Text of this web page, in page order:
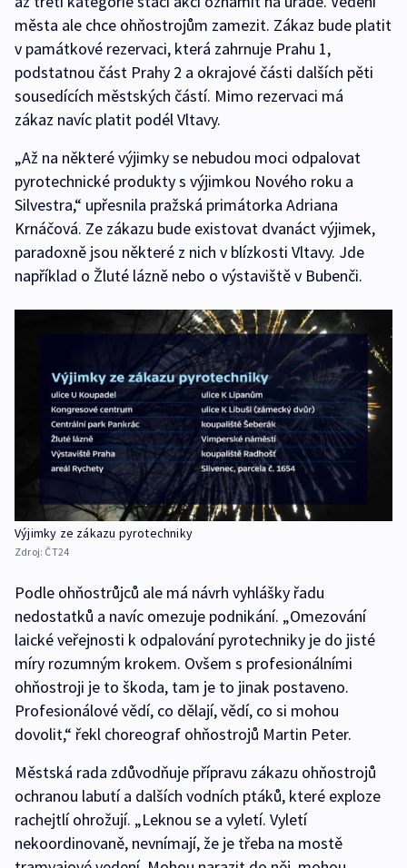
města ale chce ohňostrojům zamezit. Zákaz bude platit
v památkové rezervaci, která zahrnuje Prahu 1,
podstatnou část Prahy 2 a okrajové části dalších pěti
sousedících městských částí. Mimo rezervaci má
zákaz navíc platit podél Vltavy.
„Až na některé výjimky se nebudou moci odpalovat
pyrotechnické produkty s výjimkou Nového roku a
Silvestra,“ upřesnila pražská primátorka Adriana
Krnáčová. Ze zákazu bude existovat dvanáct výjimek,
paradoxně jsou některé z nich v blízkosti Vltavy. Jde
například o Žluté lázně nebo o výstaviště v Bubenči.
Výjimky ze zákazu pyrotechniky
Zdroj: ČT24
Podle ohňostrůjců ale má návrh vyhlášky řadu
nedostatků a navíc omezuje podnikání. „Omezování
laické veřejnosti k odpalování pyrotechniky je do jisté
míry rozumným krokem. Ovšem s profesionálními
ohňostroji je to škoda, tam je to jinak postaveno.
Profesionálové vědí, co dělají, vědí, co si mohou
dovolit,“ řekl choreograf ohňostrojů Martin Peter.
Městská rada zdůvodňuje přípravu zákazu ohňostrojů
ochranou labutí a dalších vodních ptáků, které exploze
rachejtlí ohrožují. „Leknou se a vyletí. Vyletí
nekoordinovaně, nevnímají, že je třeba na mostě